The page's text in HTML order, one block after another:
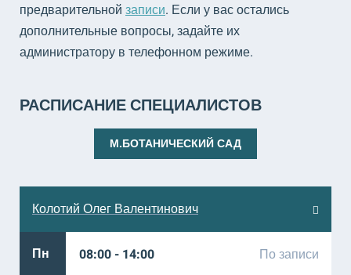
предварительной записи. Если у вас остались
дополнительные вопросы, задайте их
администратору в телефонном режиме.
РАСПИСАНИЕ СПЕЦИАЛИСТОВ
М.БОТАНИЧЕСКИЙ САД
Колотий Олег Валентинович
Пн 08:00 - 14:00 По записи